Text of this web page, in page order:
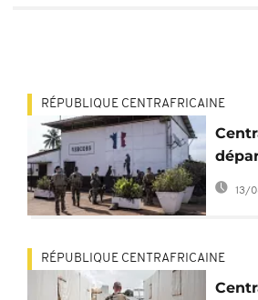
RÉPUBLIQUE CENTRAFRICAINE
13/
RÉPUBLIQUE CENTRAFRICAINE